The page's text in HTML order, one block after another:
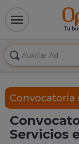
Convocatoria
Servicios